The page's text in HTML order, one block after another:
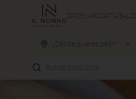
ORDENAR CARTA SALÓN
¿Dónde quieres pedir?
Buscar productos